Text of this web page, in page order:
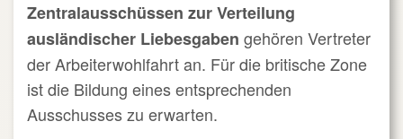
Zentralausschüssen zur Verteilung
ausländischer Liebesgaben gehören Vertreter
der Arbeiterwohlfahrt an. Für die britische Zone
ist die Bildung eines entsprechenden
Ausschusses zu erwarten.